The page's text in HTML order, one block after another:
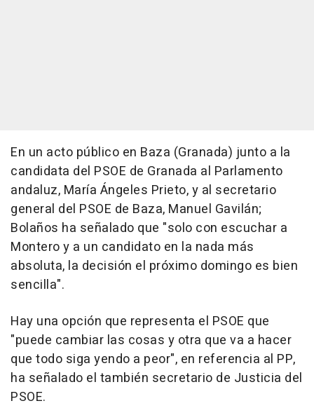
En un acto público en Baza (Granada) junto a la
candidata del PSOE de Granada al Parlamento
andaluz, María Ángeles Prieto, y al secretario
general del PSOE de Baza, Manuel Gavilán;
Bolaños ha señalado que "solo con escuchar a
Montero y a un candidato en la nada más
absoluta, la decisión el próximo domingo es bien
sencilla".
Hay una opción que representa el PSOE que
"puede cambiar las cosas y otra que va a hacer
que todo siga yendo a peor", en referencia al PP,
ha señalado el también secretario de Justicia del
PSOE.